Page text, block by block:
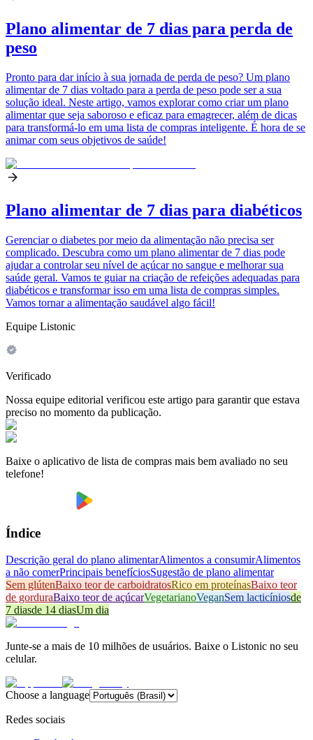
Plano alimentar de 7 dias para perda de
peso
Pronto para dar início à sua jornada de perda de peso? Um plano
alimentar de 7 dias voltado para a perda de peso pode ser a sua
solução ideal. Neste artigo, vamos explorar como criar um plano
alimentar que seja saboroso e eficaz para emagrecer, além de dicas
para transformá-lo em uma lista de compras inteligente. É hora de se
animar com seus objetivos de saúde!
Plano alimentar de 7 dias para diabéticos
Gerenciar o diabetes por meio da alimentação não precisa ser
complicado. Descubra como um plano alimentar de 7 dias pode
ajudar a controlar seu nível de açúcar no sangue e melhorar sua
saúde geral. Vamos te guiar na criação de refeições adequadas para
diabéticos e transformar isso em uma lista de compras simples.
Vamos tornar a alimentação saudável algo fácil!
Equipe Listonic
Verificado
Nossa equipe editorial verificou este artigo para garantir que estava
preciso no momento da publicação.
Baixe o aplicativo de lista de compras mais bem avaliado no seu
telefone!
Índice
Descrição geral do plano alimentarAlimentos a consumirAlimentos
a não comerPrincipais benefíciosSugestão de plano alimentar
Sem glútenBaixo teor de carboidratosRico em proteínasBaixo teor
de gorduraBaixo teor de açúcarVegetarianoVeganSem lacticíniosde
7 diasde 14 diasUm dia
Junte-se a mais de 10 milhões de usuários. Baixe o Listonic no seu
celular.
Choose a language
Redes sociais